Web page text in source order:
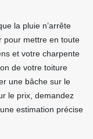
la pluie n’arrête
pour mettre en toute
et votre charpente
de votre toiture
une bâche sur le
le prix, demandez
estimation précise